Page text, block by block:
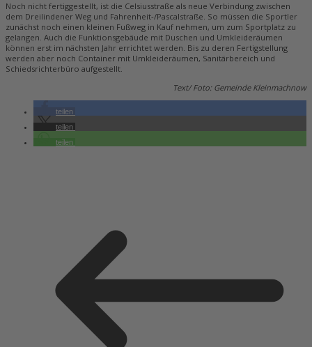
Noch nicht fertiggestellt, ist die Celsiusstraße als neue Verbindung zwischen
dem Dreilindener Weg und Fahrenheit-/Pascalstraße. So müssen die Sportler
zunächst noch einen kleinen Fußweg in Kauf nehmen, um zum Sportplatz zu
gelangen. Auch die Funktionsgebäude mit Duschen und Umkleideräumen
können erst im nächsten Jahr errichtet werden. Bis zu deren Fertigstellung
werden aber noch Container mit Umkleideräumen, Sanitärbereich und
Schiedsrichterbüro aufgestellt.
Text/ Foto: Gemeinde Kleinmachnow
teilen
teilen
teilen